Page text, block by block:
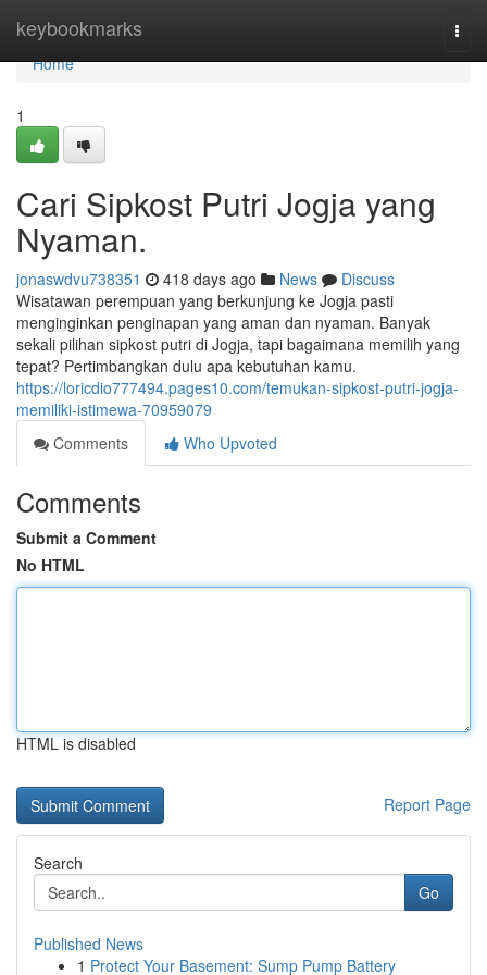
keybookmarks
Home
Home
1
Cari Sipkost Putri Jogja yang
Nyaman.
jonaswdvu738351 418 days ago News
Discuss
Wisatawan perempuan yang berkunjung ke Jogja pasti
menginginkan penginapan yang aman dan nyaman. Banyak
sekali pilihan sipkost putri di Jogja, tapi bagaimana memilih yang
tepat? Pertimbangkan dulu apa kebutuhan kamu.
https://loricdio777494.pages10.com/temukan-sipkost-putri-jogja-
memiliki-istimewa-70959079
Comments
Who Upvoted
Comments
Submit a Comment
No HTML
HTML is disabled
Report Page
Search
Go
Published News
1 Protect Your Basement: Sump Pump Battery